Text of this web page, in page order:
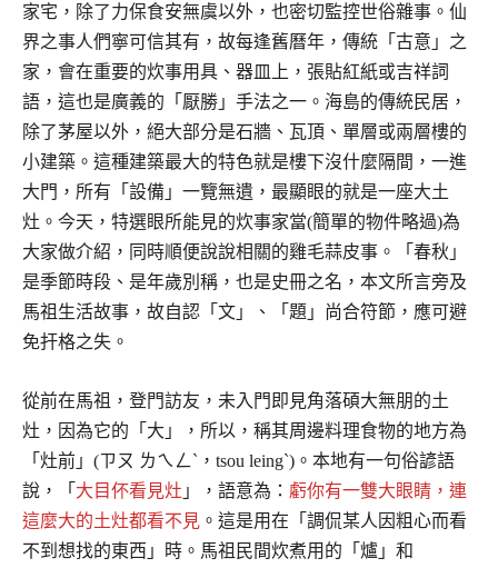
家宅，除了力保食安無虞以外，也密切監控世俗雜事。仙
界之事人們寧可信其有，故每逢舊曆年，傳統「古意」之
家，會在重要的炊事用具、器皿上，張貼紅紙或吉祥詞
語，這也是廣義的「厭勝」手法之一。海島的傳統民居，
除了茅屋以外，絕大部分是石牆、瓦頂、單層或兩層樓的
小建築。這種建築最大的特色就是樓下沒什麼隔間，一進
大門，所有「設備」一覽無遺，最顯眼的就是一座大土
灶。今天，特選眼所能見的炊事家當(簡單的物件略過)為
大家做介紹，同時順便說說相關的雞毛蒜皮事。「春秋」
是季節時段、是年歲別稱，也是史冊之名，本文所言旁及
馬祖生活故事，故自認「文」、「題」尚合符節，應可避
免扞格之失。
從前在馬祖，登門訪友，未入門即見角落碩大無朋的土
灶，因為它的「大」，所以，稱其周邊料理食物的地方為
「灶前」(ㄗㄡ ㄌㄟㄥˋ，tsou leingˋ)。本地有一句俗諺語
說，「 大目伓看見灶 」，語意為： 虧你有一雙大眼睛，連
這麼大的土灶都看不見 。這是用在「調侃某人因粗心而看
不到想找的東西」時。馬祖民間炊煮用的「爐」和